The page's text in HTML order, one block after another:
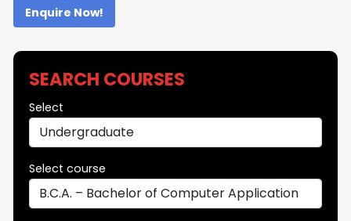
Enquire Now!
SEARCH COURSES
Select
Select course